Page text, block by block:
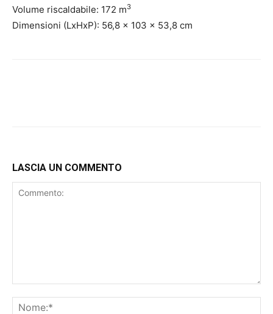
Volume riscaldabile: 172 m3
Dimensioni (LxHxP): 56,8 x 103 x 53,8 cm
LASCIA UN COMMENTO